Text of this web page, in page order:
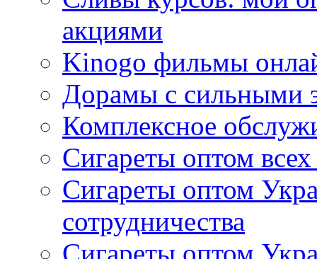
акциями
Kinogo фильмы
Дорамы с сильными
Комплексное
Сигареты оптом
Сигареты оптом
сотрудничества
Сигареты оптом